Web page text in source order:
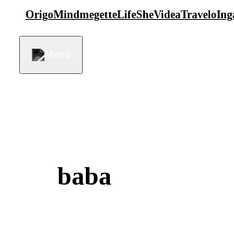
OrigoMindmegetteLifeSheVideaTravelo
baba